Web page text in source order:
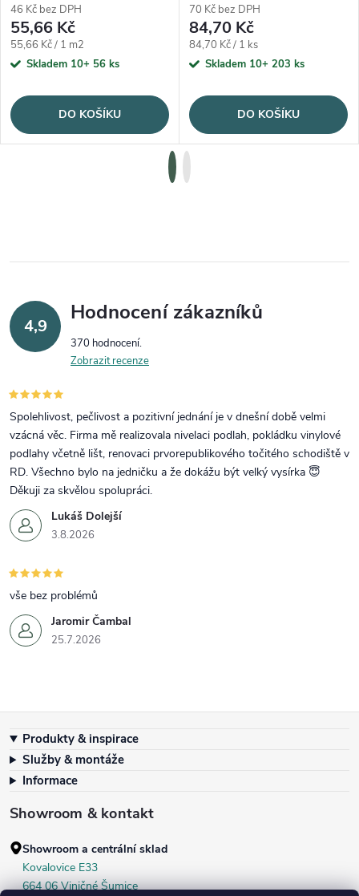
46 Kč bez DPH
55,66 Kč
Měrná cena:
55,66 Kč / 1 m2
Skladem 10+ 56 ks
DO KOŠÍKU
70 Kč bez DPH
84,70 Kč
Měrná cena:
84,70 Kč / 1 ks
Skladem 10+ 203 ks
DO KOŠÍKU
4,9
Hodnocení zákazníků
370 hodnocení
Zobrazit recenze
Lukáš Dolejší
3.8.2026
Spolehlivost, pečlivost a pozitivní jednání je v dnešní době velmi
vzácná věc. Firma mě realizovala nivelaci podlah, pokládku vinylové
podlahy včetně lišt, renovaci prvorepublikového točitého schodiště v
RD. Všechno bylo na jedničku a že dokážu být velký vysírka 😇
Děkuji za skvělou spolupráci.
Jaromir Čambal
25.7.2026
vše bez problémů
Produkty & inspirace
Služby & montáže
Informace
Showroom & kontakt
Showroom a centrální sklad
Kovalovice E33
664 06 Viničné Šumice